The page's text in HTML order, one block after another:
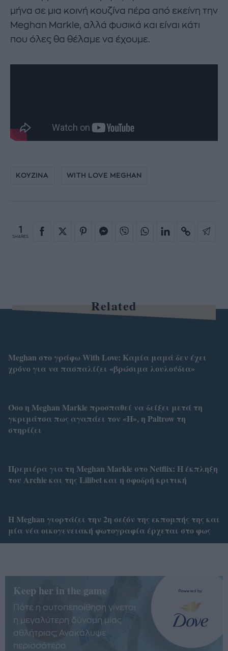
μήνα σε μια κοινή κουζίνα πέρα από εκείνη την
Meghan Markle, αλλά φυσικά και είναι κάτι
που όλες θα θέλαμε να έχουμε.
ΚΟΥΖΙΝΑ WITH LOVE MEGHAN
1
SHARES
Related
Meghan στο γράφω With Love: Καμία μαμά δεν έχει
χρόνο για να πασπαλίζει «βρώσιμα λουλούδια»
Όσο η Meghan Markle προσπαθεί να δείξει μετά τη
γκριμάτσα πως αγαπάει τον «H», η Paltrow τη
στηρίζει
Πρεμιέρα για τη Meghan Markle στο Netflix: Η έκπληξη
του Archie και της Lilibet και η σφοδρή κριτική
Η Meghan γιορτάζει την 2η σεζόν της εκπομπής της και
μία νέα οικογενειακή φωτογραφία έρχεται στο φως
Keep her in the game
Πότε η αυτοπεποίθηση γίνεται
η μεγαλύτερη δύναμη μίας
αθλήτριας; Ανακάλυψε
περισσότερα